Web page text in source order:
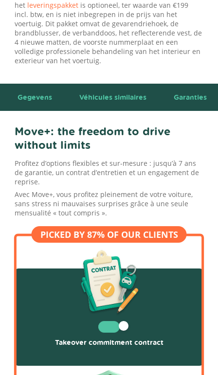
het leveringspakket is optioneel, ter waarde van €199
incl. btw, en is niet inbegrepen in de prijs van het
voertuig. Dit pakket omvat de gevarendriehoek, de
brandblusser, de verbanddoos, het reflecterende vest, de
4 nieuwe matten, de voorste nummerplaat en een
volledige professionele behandeling van het interieur en
exterieur van het voertuig.
Gegevens Véhicules similaires Garanties
Move+: the freedom to drive
without limits
Profitez d’options flexibles et sur-mesure : jusqu’à 7 ans
de garantie, un contrat d’entretien et un engagement de
reprise.
Avec Move+, vous profitez pleinement de votre voiture,
sans stress ni mauvaises surprises grâce à une seule
mensualité « tout compris ».
Takeover commitment contract